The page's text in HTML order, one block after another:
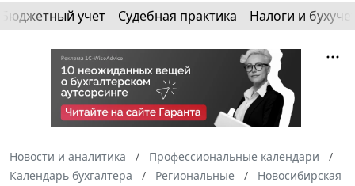
Бюджетный учет Судебная практика Налоги и
Новости и аналитика
Профессиональные календари
Календарь бухгалтера
Региональные
Новосибирская